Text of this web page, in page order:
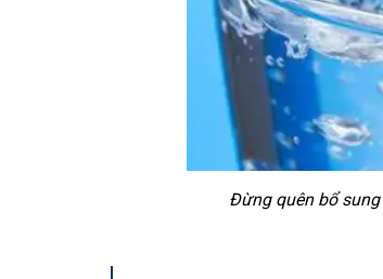
Đừng quên bổ